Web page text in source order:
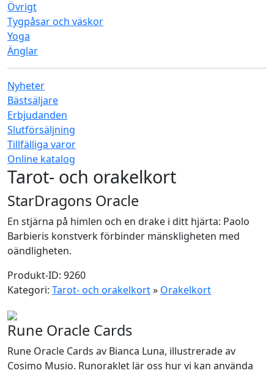
Övrigt
Tygpåsar och väskor
Yoga
Änglar
Nyheter
Bästsäljare
Erbjudanden
Slutförsäljning
Tillfälliga varor
Online katalog
Tarot- och orakelkort
StarDragons Oracle
En stjärna på himlen och en drake i ditt hjärta: Paolo
Barbieris konstverk förbinder mänskligheten med
oändligheten.
Produkt-ID: 9260
Kategori: Tarot- och orakelkort» Orakelkort
Rune Oracle Cards
Rune Oracle Cards av Bianca Luna, illustrerade av
Cosimo Musio. Runoraklet lär oss hur vi kan använda